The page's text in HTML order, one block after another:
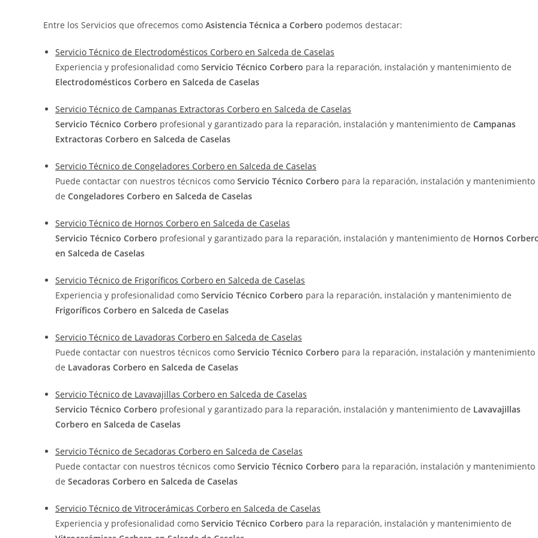
Entre los Servicios que ofrecemos como Asistencia Técnica a Corbero podemos destacar:
Servicio Técnico de Electrodomésticos Corbero en Salceda de Caselas
Experiencia y profesionalidad como Servicio Técnico Corbero para la reparación, instalación y mantenimiento de
Electrodomésticos Corbero en Salceda de Caselas
Servicio Técnico de Campanas Extractoras Corbero en Salceda de Caselas
Servicio Técnico Corbero profesional y garantizado para la reparación, instalación y mantenimiento de Campanas
Extractoras Corbero en Salceda de Caselas
Servicio Técnico de Congeladores Corbero en Salceda de Caselas
Puede contactar con nuestros técnicos como Servicio Técnico Corbero para la reparación, instalación y mantenimiento
de Congeladores Corbero en Salceda de Caselas
Servicio Técnico de Hornos Corbero en Salceda de Caselas
Servicio Técnico Corbero profesional y garantizado para la reparación, instalación y mantenimiento de Hornos
en Salceda de Caselas
Servicio Técnico de Frigoríficos Corbero en Salceda de Caselas
Experiencia y profesionalidad como Servicio Técnico Corbero para la reparación, instalación y mantenimiento de
Frigoríficos Corbero en Salceda de Caselas
Servicio Técnico de Lavadoras Corbero en Salceda de Caselas
Puede contactar con nuestros técnicos como Servicio Técnico Corbero para la reparación, instalación y mantenimiento
de Lavadoras Corbero en Salceda de Caselas
Servicio Técnico de Lavavajillas Corbero en Salceda de Caselas
Servicio Técnico Corbero profesional y garantizado para la reparación, instalación y mantenimiento de Lavavajillas
Corbero en Salceda de Caselas
Servicio Técnico de Secadoras Corbero en Salceda de Caselas
Puede contactar con nuestros técnicos como Servicio Técnico Corbero para la reparación, instalación y mantenimiento
de Secadoras Corbero en Salceda de Caselas
Servicio Técnico de Vitrocerámicas Corbero en Salceda de Caselas
Experiencia y profesionalidad como Servicio Técnico Corbero para la reparación, instalación y mantenimiento de